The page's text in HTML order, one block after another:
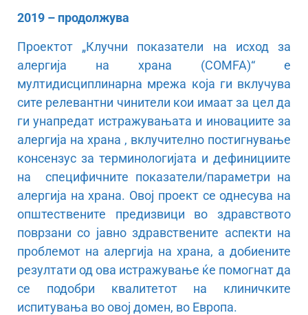
2019 – продолжува
Проектот „Клучни показатели на исход за
алергија на храна (COMFA)“ е
мултидисциплинарна мрежа која ги вклучува
сите релевантни чинители кои имаат за цел да
ги унапредат истражувањата и иновациите за
алергија на храна , вклучително постигнување
консензус за терминологијата и дефинициите
на специфичните показатели/параметри на
алергија на храна. Овој проект се однесува на
општествените предизвици во здравството
поврзани со јавно здравствените аспекти на
проблемот на алергија на храна, а добиените
резултати од ова истражување ќе помогнат да
се подобри квалитетот на клиничките
испитувања во овој домен, во Европа.